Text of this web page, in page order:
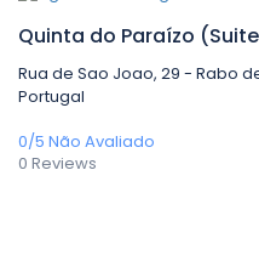
Quinta do Paraízo
Rua de Sao Joao, 29 - Rabo
Portugal
0/5 Não Avaliado
0 Reviews